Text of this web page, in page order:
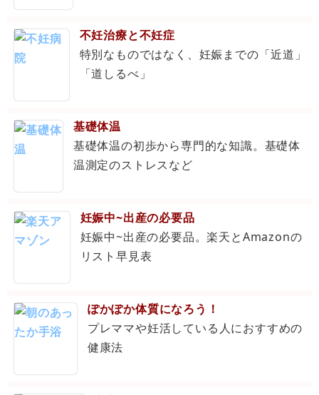
不妊治療と不妊症
特別なものではなく、妊娠までの「近道」
「道しるべ」
基礎体温
基礎体温の初歩から専門的な知識。基礎体
温測定のストレスなど
妊娠中~出産の必要品
妊娠中~出産の必要品。楽天とAmazonの
リスト早見表
ぽかぽか体質になろう！
プレママや妊活している人におすすめの
健康法